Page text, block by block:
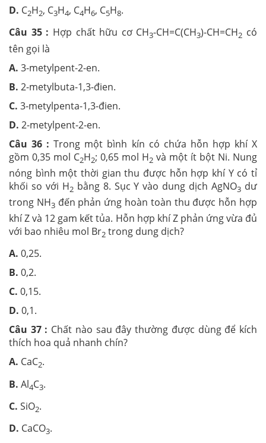
D. C2H2, C3H4, C4H6, C5H8.
Câu 35 : Hợp chất hữu cơ CH3-CH=C(CH3)-CH=CH2 có
tên gọi là
A. 3-metylpent-2-en.
B. 2-metylbuta-1,3-đien.
C. 3-metylpenta-1,3-đien.
D. 2-metylpent-2-en.
Câu 36 :Trong một bình kín có chứa hỗn hợp khí X
gồm 0,35 mol C2H2; 0,65 mol H2 và một ít bột Ni. Nung
nóng bình một thời gian thu được hỗn hợp khí Y có tỉ
khối so với H2bằng 8. Sục Y vào dung dịch AgNO3 dư
trong NH3đến phản ứng hoàn toàn thu được hỗn hợp
khí Z và 12 gam kết tủa. Hỗn hợp khí Z phản ứng vừa đủ
với bao nhiêu mol Br2 trong dung dịch?
A. 0,25.
B. 0,2.
C. 0,15.
D. 0,1.
Câu 37 : Chất nào sau đây thường được dùng để kích
thích hoa quả nhanh chín?
A. CaC2.
B. Al4C3.
C. SiO2.
D. CaCO3.